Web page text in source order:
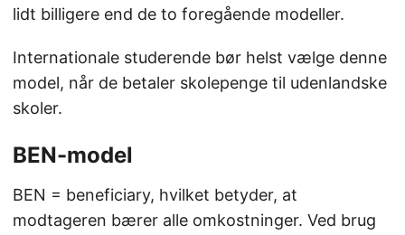
lidt billigere end de to foregående modeller.
Internationale studerende bør helst vælge denne
model, når de betaler skolepenge til udenlandske
skoler.
BEN-model
BEN = beneficiary, hvilket betyder, at
modtageren bærer alle omkostninger. Ved brug